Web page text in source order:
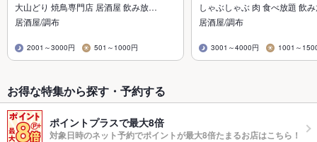
大山どり 焼鳥専門店 居酒屋 飲み放…
居酒屋/調布
2001～3000円 501～1000円
しゃぶしゃぶ 肉 食べ放題 飲
居酒屋/調布
3001～4000円 1001～
お得な特集から探す・予約する
ポイントプラスで最大8倍
対象日時のネット予約でポイントが最大8倍たまるお店はこちら！